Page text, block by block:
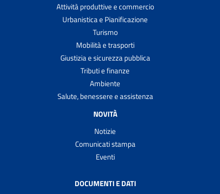
Attività produttive e commercio
Urbanistica e Pianificazione
Turismo
Mobilità e trasporti
Giustizia e sicurezza pubblica
Tributi e finanze
Ambiente
Salute, benessere e assistenza
NOVITÀ
Notizie
Comunicati stampa
Eventi
DOCUMENTI E DATI